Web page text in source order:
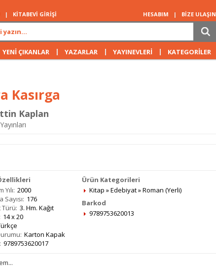
| KİTABEVİ GİRİŞİ HESABIM | BİZE ULAŞIN
YENİ ÇIKANLAR | YAZARLAR | YAYINEVLERİ | KATEGORİLER
Kasırga
Kaplan
Yılı: 2000
Sayısı: 176
Türü: 3. Hm. Kağıt
14 x 20
Karton Kapak
9789753620017
Ürün Kategorileri
Kitap »Edebiyat»Roman (Yerli)
Barkod
9789753620013